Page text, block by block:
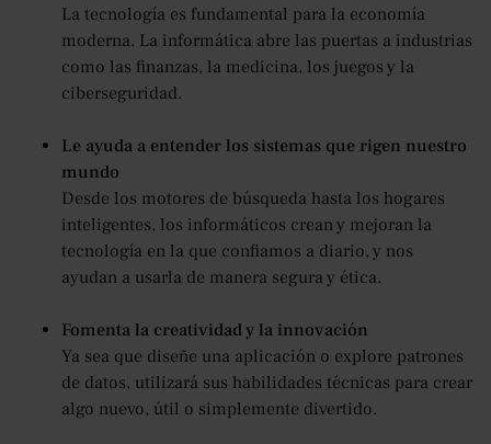
La tecnología es fundamental para la economía
moderna. La informática abre las puertas a industrias
como las finanzas, la medicina, los juegos y la
ciberseguridad.
Le ayuda a entender los sistemas que rigen nuestro
mundo
Desde los motores de búsqueda hasta los hogares
inteligentes, los informáticos crean y mejoran la
tecnología en la que confiamos a diario, y nos
ayudan a usarla de manera segura y ética.
Fomenta la creatividad y la innovación
Ya sea que diseñe una aplicación o explore patrones
de datos, utilizará sus habilidades técnicas para crear
algo nuevo, útil o simplemente divertido.